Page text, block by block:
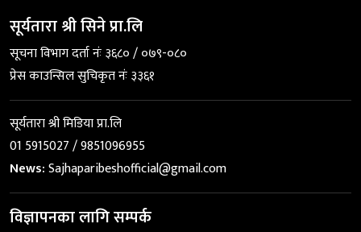
सूर्यतारा श्री सिने प्रा.लि
सूचना विभाग दर्ता नंः ३६८० / ०७९-०८०
प्रेस काउन्सिल सुचिकृत नंः ३३६१
सूर्यतारा श्री मिडिया प्रा.लि
01 5915027 / 9851096955
News:Sajhaparibeshofficial@gmail.com
विज्ञापनका लागि सम्पर्क